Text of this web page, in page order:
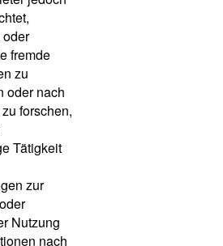
oder
fremde
zu
oder nach
forschen,
Tätigkeit
zur
Nutzung
nach